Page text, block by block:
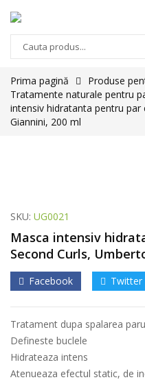
Prima pagină
Produse
Tratamente naturale pentru
intensiv hidratanta pentru par
Giannini, 200 ml
SKU: UG0021
Masca intensiv
Second Curls,
Facebook Twitter
Tratament dupa spalarea
Defineste buclele
Hidrateaza intens
Atenueaza efectul static, de